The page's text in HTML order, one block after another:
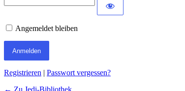
Angemeldet bleiben
Registrieren | Passwort vergessen?